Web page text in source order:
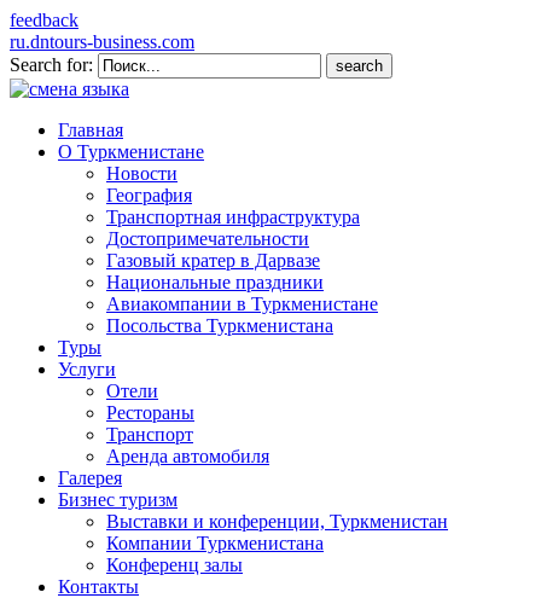
feedback
ru.dntours-business.com
Search for:
Главная
О Туркменистане
Новости
География
Транспортная инфраструктура
Достопримечательности
Газовый кратер в Дарвазе
Национальные праздники
Авиакомпании в Туркменистане
Посольства Туркменистана
Туры
Услуги
Отели
Рестораны
Транспорт
Аренда автомобиля
Галерея
Бизнес туризм
Выставки и конференции, Туркменистан
Компании Туркменистана
Конференц залы
Контакты